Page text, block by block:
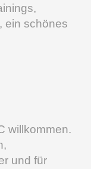
ein schönes
willkommen.
und für